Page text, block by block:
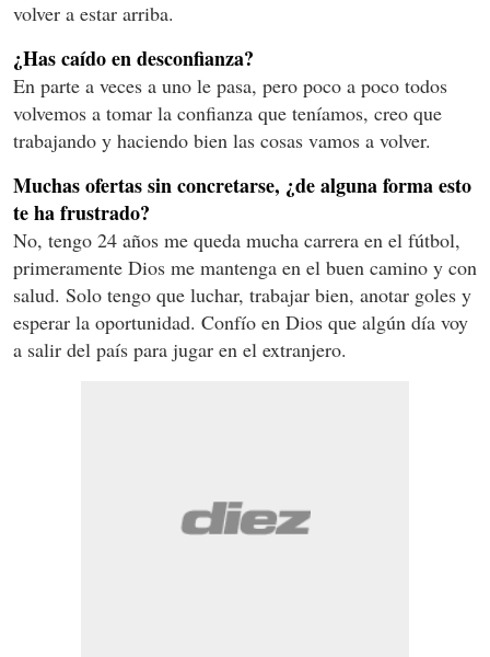
volver a estar arriba.
¿Has caído en desconfianza?
En parte a veces a uno le pasa, pero poco a poco todos
volvemos a tomar la confianza que teníamos, creo que
trabajando y haciendo bien las cosas vamos a volver.
Muchas ofertas sin concretarse, ¿de alguna forma esto
te ha frustrado?
No, tengo 24 años me queda mucha carrera en el fútbol,
primeramente Dios me mantenga en el buen camino y con
salud. Solo tengo que luchar, trabajar bien, anotar goles y
esperar la oportunidad. Confío en Dios que algún día voy
a salir del país para jugar en el extranjero.